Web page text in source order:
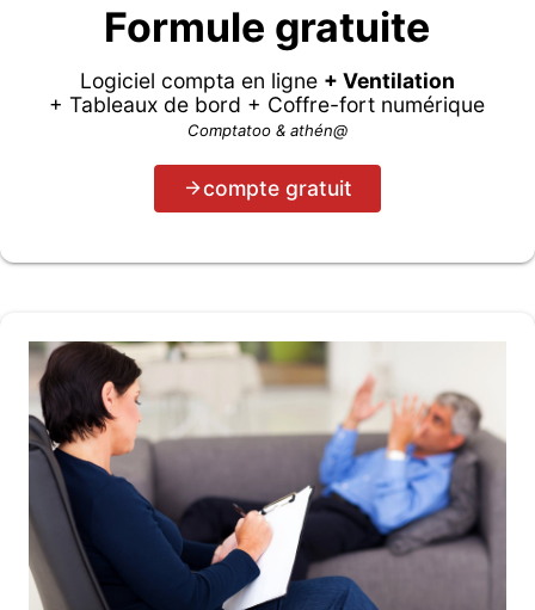
Formule gratuite
Logiciel compta en ligne + Ventilation
+ Tableaux de bord + Coffre-fort numérique
Comptatoo & athén@
compte gratuit